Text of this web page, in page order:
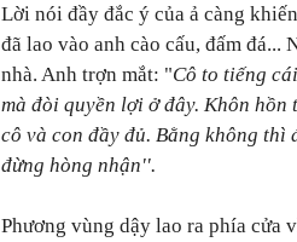
Lời nói đầy đắc ý của ả càng
đã lao vào anh cào cấu, đấm đá...
nhà. Anh trợn mắt: "Cô to tiếng
mà đòi quyền lợi ở đây. Khôn hồn
cô và con đầy đủ. Bằng không
đừng hòng nhận''.
Phương vùng dậy lao ra phía cửa